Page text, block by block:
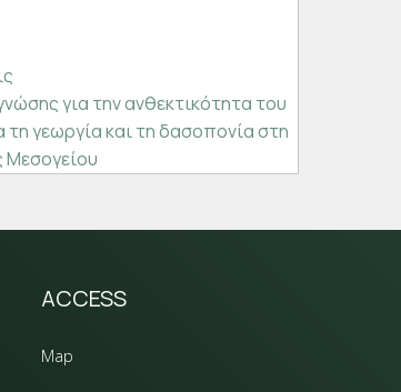
για την ανθεκτικότητα του
τη γεωργία και τη δασοπονία στη
Μεσογείου
ACCESS
Map